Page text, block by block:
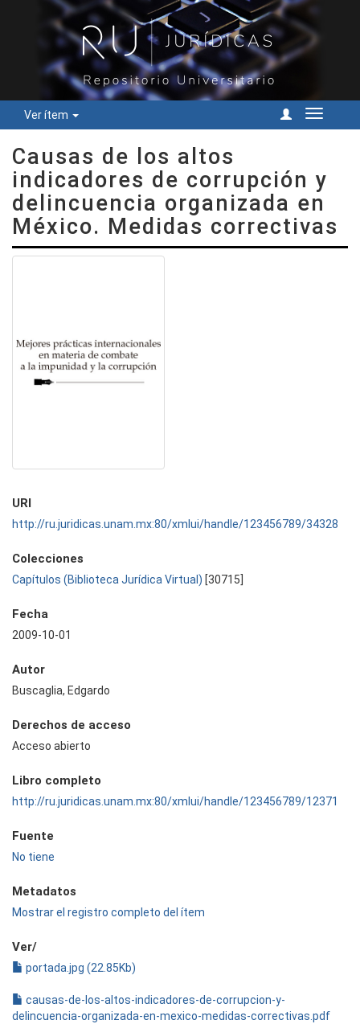
Ver ítem
Cambiar
Causas de los altos
indicadores de corrupción y
delincuencia organizada en
México. Medidas correctivas
URI
http://ru.juridicas.unam.mx:80/xmlui/handle/123456789/34328
Colecciones
Capítulos (Biblioteca Jurídica Virtual) [30715]
Fecha
2009-10-01
Autor
Buscaglia, Edgardo
Derechos de acceso
Acceso abierto
Libro completo
http://ru.juridicas.unam.mx:80/xmlui/handle/123456789/12371
Fuente
No tiene
Metadatos
Mostrar el registro completo del ítem
Ver/
portada.jpg (22.85Kb)
causas-de-los-altos-indicadores-de-corrupcion-y-
delincuencia-organizada-en-mexico-medidas-correctivas.pdf